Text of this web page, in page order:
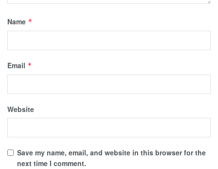
Name *
Email *
Website
Save my name, email, and website in this browser for the
next time I comment.